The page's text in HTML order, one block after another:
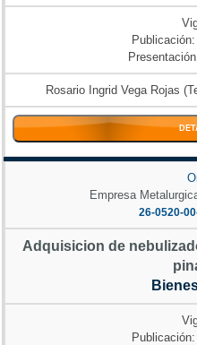
Rosario Ingrid Vega Rojas
Empresa
26-0520-
Adquisicion de